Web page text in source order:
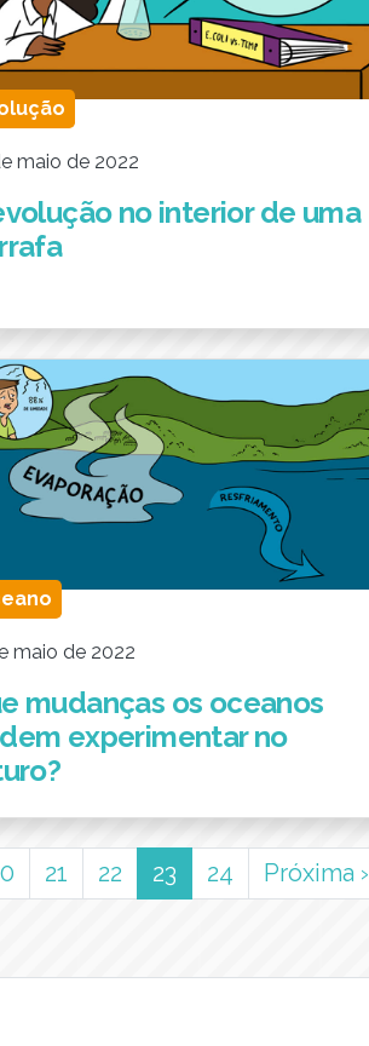
maio de 2022
no interior de uma
maio de 2022
mudanças os oceanos
experimentar no
21 22 23 (current)
24 Próxima ›